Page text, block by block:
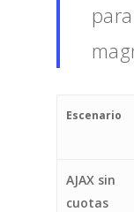
Escenario
AJAX sin
cuotas